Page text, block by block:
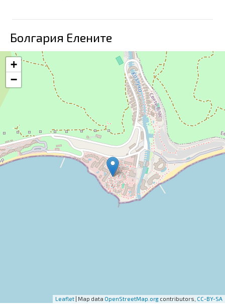
Болгария Елените
+
−
Leaflet | Map data OpenStreetMap.org contributors, CC-BY-SA